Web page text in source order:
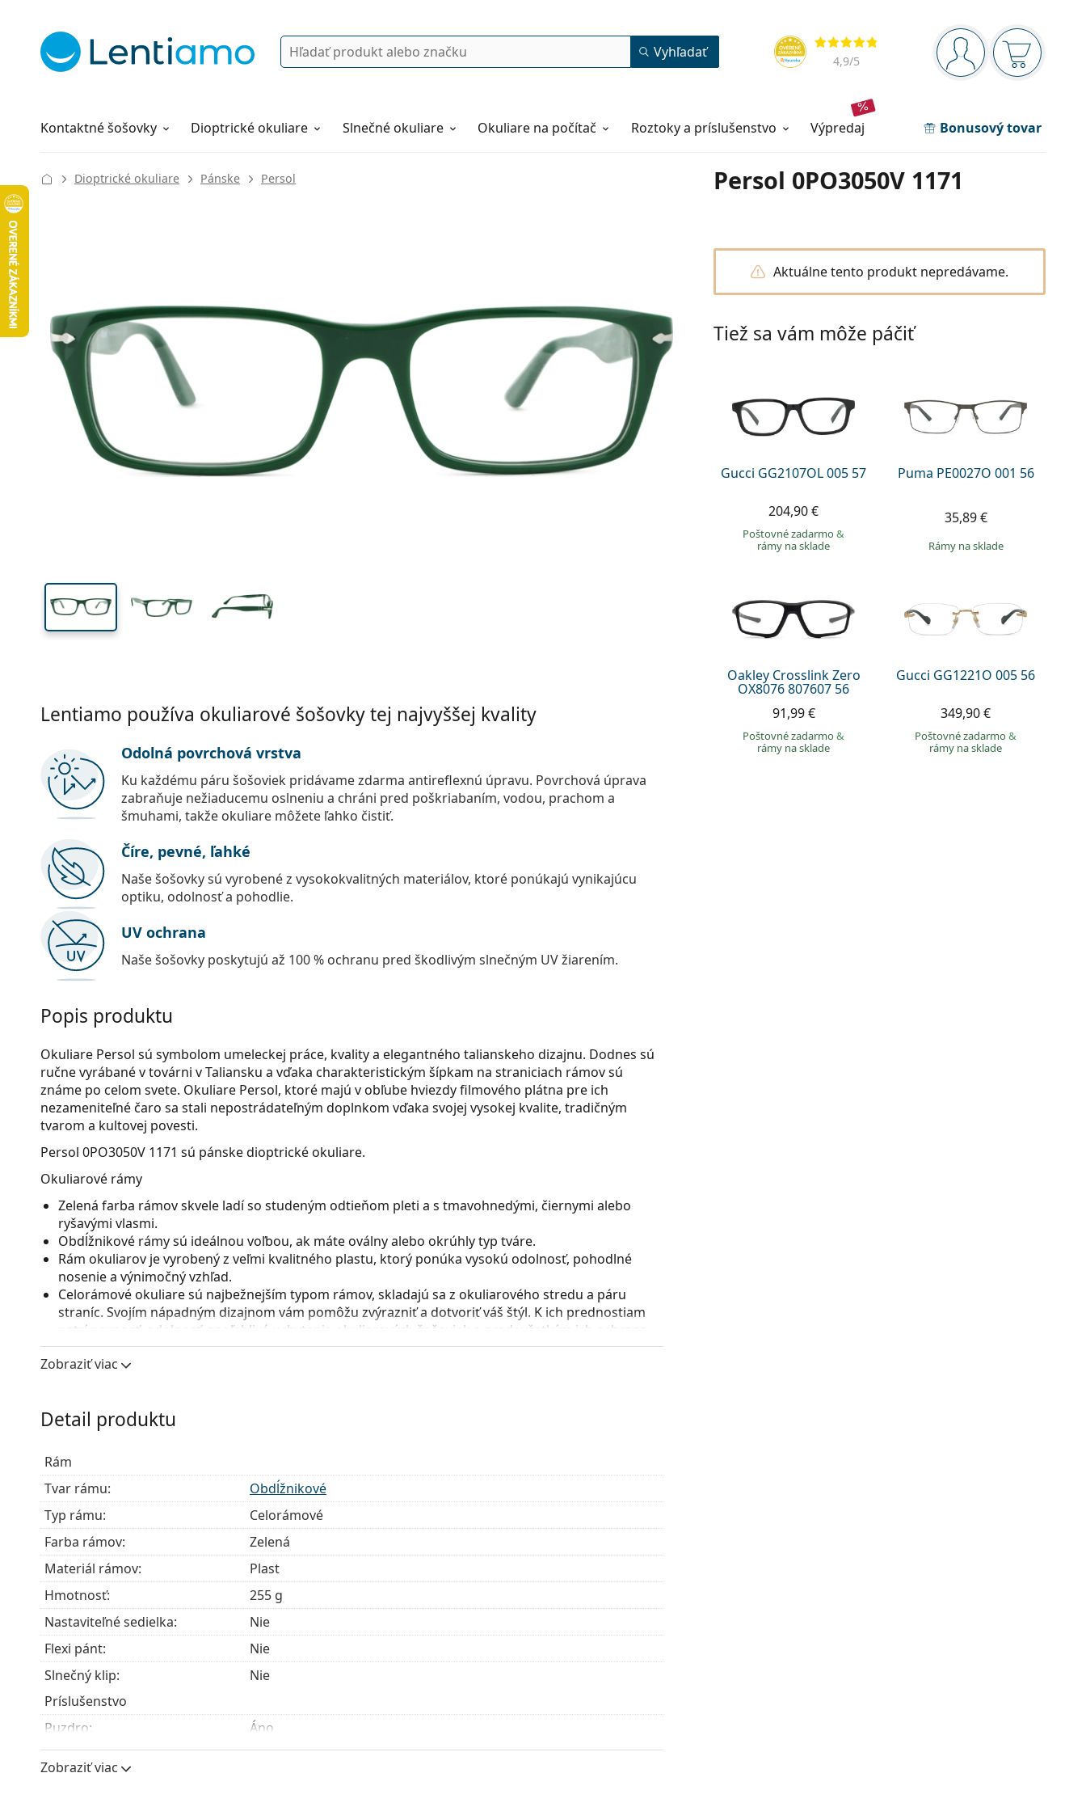
Navigačný panel
ste prihláseníNákupný
Hodnotenia
4,9/5
Vyhľadávanie Vyhľadať
Kontaktné šošovky
Roztoky Dioptrické okuliare Slnečné okuliare Okuliare na počítač Roztoky a príslušenstvo výpredaj Bonusový tovar
Všetko o nákupe
Persol 0PO3050V 1171
Dioptrické okuliare Pánske Persol
Aktuálne tento produkt nepredávame.
Tiež sa vám môže páčiť
Gucci GG2107OL 005 57
204,90 €
Poštovné zadarmo&
rámy na sklade
Puma PE0027O 001 56
35,89 €
rámy na sklade
Oakley Crosslink Zero
OX8076 807607 56
91,99 €
Poštovné zadarmo&
rámy na sklade
Gucci GG1221O 005 56
349,90 €
Poštovné zadarmo&
rámy na sklade
Lentiamo používa okuliarové šošovky tej najvyššej kvality
Odolná povrchová vrstva
Ku každému páru šošoviek pridávame zdarma antireflexnú úpravu. Povrchová úprava
zabraňuje nežiaducemu oslneniu a chráni pred poškriabaním, vodou, prachom a
šmuhami, takže okuliare môžete ľahko čistiť.
Číre, pevné, ľahké
Naše šošovky sú vyrobené z vysokokvalitných materiálov, ktoré ponúkajú vynikajúcu
optiku, odolnosť a pohodlie.
UV ochrana
Naše šošovky poskytujú až 100 % ochranu pred škodlivým slnečným UV žiarením.
Popis produktu
Okuliare Persol sú symbolom umeleckej práce, kvality a elegantného talianskeho dizajnu. Dodnes sú
ručne vyrábané v továrni v Taliansku a vďaka charakteristickým šípkam na straniciach rámov sú
známe po celom svete. Okuliare Persol, ktoré majú v obľube hviezdy filmového plátna pre ich
nezameniteľné čaro sa stali nepostrádateľným doplnkom vďaka svojej vysokej kvalite, tradičným
tvarom a kultovej povesti.
Persol 0PO3050V 1171 sú pánske dioptrické okuliare.
Okuliarové rámy
Zelená farba rámov skvele ladí so studeným odtieňom pleti a s tmavohnedými, čiernymi alebo
ryšavými vlasmi.
Obdĺžnikové rámy sú ideálnou voľbou, ak máte oválny alebo okrúhly typ tváre.
Rám okuliarov je vyrobený z veľmi kvalitného plastu, ktorý ponúka vysokú odolnosť, pohodlné
nosenie a výnimočný vzhľad.
Celorámové okuliare sú najbežnejším typom rámov, skladajú sa z okuliarového stredu a páru
straníc. Svojím nápadným dizajnom vám pomôžu zvýrazniť a dotvoriť váš štýl. K ich prednostiam
patrí pevnosť, odolnosť, spoľahlivé uchytenie okuliarových šošoviek a predovšetkým ich ochrana
pred poškodením. Tento druh rámu je vhodný pre všetky typy okuliarových šošoviek, vrátane tých
s vyššou optickou mohutnosťou.
Okuliare dodávame s originálnym puzdrom. Farba puzdra a jeho vyhotovenie sa môžu líšiť.
Handrička, ktorá je súčasťou balenia, je ideálna na čistenie a starostlivosť o okuliare. Niektoré
Ide o zdravotnícku pomôcku. Pred použitím si prečítajte pokyny.
Zobraziť viac
Detail produktu
Rám
Tvar rámu:
Obdĺžnikové
Typ rámu:
Celorámové
Farba rámov:
Zelená
Materiál rámov:
Plast
Hmotnosť:
255 g
Nastaviteľné sedielka:
Nie
Flexi pánt:
Nie
Slnečný klip:
Nie
Príslušenstvo
Puzdro:
Áno
Čistiaca handrička:
Áno
Zobraziť viac